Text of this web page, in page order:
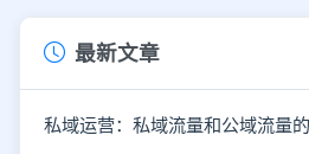
最新文章
私域运营：私域流量和公域流量